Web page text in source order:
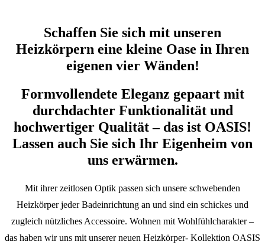
Schaffen Sie sich mit unseren
Heizkörpern eine kleine Oase in Ihren
eigenen vier Wänden!
Formvollendete Eleganz gepaart mit
durchdachter Funktionalität und
hochwertiger Qualität – das ist OASIS!
Lassen auch Sie sich Ihr Eigenheim von
uns erwärmen.
Mit ihrer zeitlosen Optik passen sich unsere schwebenden
Heizkörper jeder Badeinrichtung an und sind ein schickes und
zugleich nützliches Accessoire. Wohnen mit Wohlfühlcharakter –
das haben wir uns mit unserer neuen Heizkörper- Kollektion OASIS